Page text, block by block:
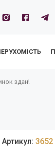
здан!
Артикул: 3652